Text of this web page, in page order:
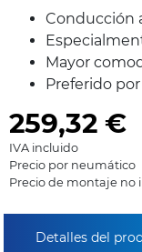
Conducción
Mayor
Preferido
259,32 €
IVA incluido
Precio por neumático
Precio de montaje no
Detalles del